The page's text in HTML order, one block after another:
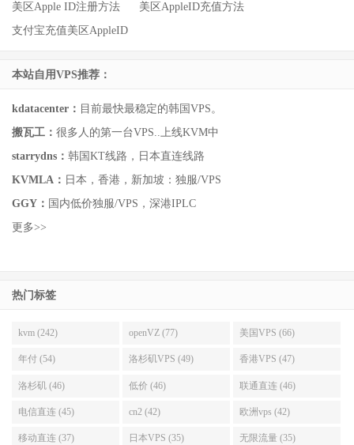
美区Apple ID注册方法
美区AppleID充值方法
支付宝充值美区AppleID
本站自用VPS推荐：
kdatacenter： 目前最快最稳定的韩国VPS。
搬瓦工： 很多人的第一台VPS..上线KVM中
starrydns： 韩国KT线路，日本直连线路
KVMLA： 日本，香港，新加坡：独服/VPS
GGY： 国内低价独服/VPS，深港IPLC
更多>>
热门标签
kvm (242) openVZ (77) 美国VPS (66)
年付 (54) 洛杉矶VPS (49) 香港VPS (47)
洛杉矶 (46) 低价 (46) 联通直连 (46)
电信直连 (45) cn2 (42) 欧洲vps (42)
移动直连 (37) 日本VPS (35) 无限流量 (35)